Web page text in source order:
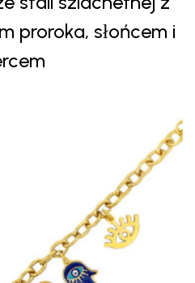
proroka, słońcem i